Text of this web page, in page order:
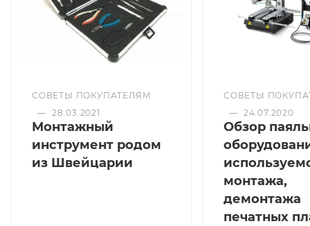
СОВЕТЫ ПОКУПАТЕЛЯМ
— 28.03.2021
Монтажный
инструмент родом
из Швейцарии
СОВЕТЫ
— 24.07.2020
Обзор
монтажа,
демонтажа
печатных